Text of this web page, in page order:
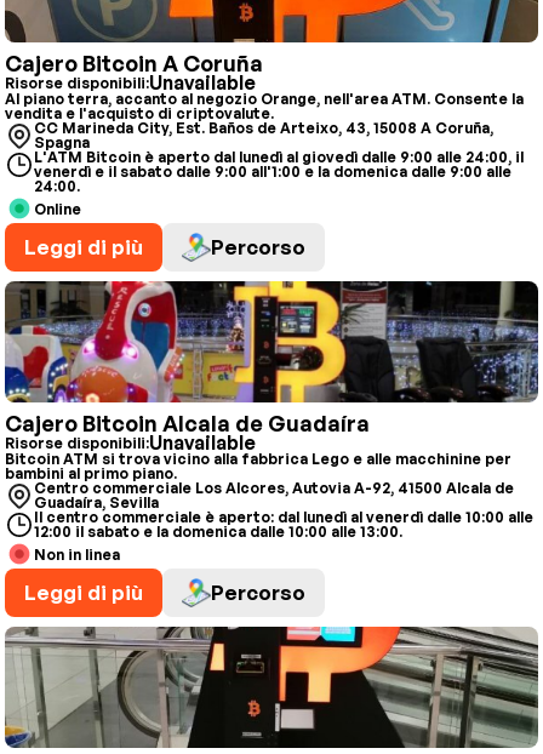
Cajero Bitcoin A Coruña
Risorse disponibili:Unavailable
Al piano terra, accanto al negozio Orange, nell'area ATM. Consente la
vendita e l'acquisto di criptovalute.
CC Marineda City, Est. Baños de Arteixo, 43, 15008 A Coruña,
Spagna
L'ATM Bitcoin è aperto dal lunedì al giovedì dalle 9:00 alle 24:00, il
venerdì e il sabato dalle 9:00 all'1:00 e la domenica dalle 9:00 alle
24:00.
Online
Leggi di più Percorso
Cajero Bitcoin Alcala de Guadaíra
Risorse disponibili:Unavailable
Bitcoin ATM si trova vicino alla fabbrica Lego e alle macchinine per
bambini al primo piano.
Centro commerciale Los Alcores, Autovia A-92, 41500 Alcala de
Guadaíra, Sevilla
Il centro commerciale è aperto: dal lunedì al venerdì dalle 10:00 alle
12:00 il sabato e la domenica dalle 10:00 alle 13:00.
Non in linea
Leggi di più Percorso